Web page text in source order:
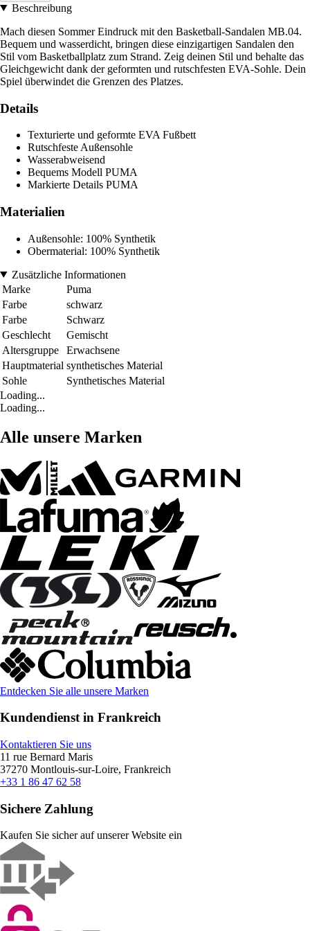
Beschreibung
Mach diesen Sommer Eindruck mit den Basketball-Sandalen MB.04.
Bequem und wasserdicht, bringen diese einzigartigen Sandalen den
Stil vom Basketballplatz zum Strand. Zeig deinen Stil und behalte das
Gleichgewicht dank der geformten und rutschfesten EVA-Sohle. Dein
Spiel überwindet die Grenzen des Platzes.
Details
Texturierte und geformte EVA Fußbett
Rutschfeste Außensohle
Wasserabweisend
Bequems Modell PUMA
Markierte Details PUMA
Materialien
Außensohle: 100% Synthetik
Obermaterial: 100% Synthetik
Zusätzliche Informationen
Marke
Puma
Farbe
schwarz
Farbe
Schwarz
Geschlecht
Gemischt
Altersgruppe
Erwachsene
Hauptmaterial synthetisches Material
Sohle
Synthetisches Material
Loading...
Loading...
Alle unsere Marken
Entdecken Sie alle unsere Marken
Kundendienst in Frankreich
Kontaktieren Sie uns
11 rue Bernard Maris
37270 Montlouis-sur-Loire, Frankreich
+33 1 86 47 62 58
Sichere Zahlung
Kaufen Sie sicher auf unserer Website ein